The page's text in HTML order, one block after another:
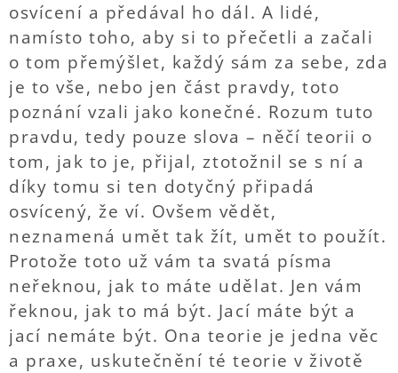
osvícení a předával ho dál. A lidé,
namísto toho, aby si to přečetli a začali
o tom přemýšlet, každý sám za sebe, zda
je to vše, nebo jen část pravdy, toto
poznání vzali jako konečné. Rozum tuto
pravdu, tedy pouze slova – něčí teorii o
tom, jak to je, přijal, ztotožnil se s ní a
díky tomu si ten dotyčný připadá
osvícený, že ví. Ovšem vědět,
neznamená umět tak žít, umět to použít.
Protože toto už vám ta svatá písma
neřeknou, jak to máte udělat. Jen vám
řeknou, jak to má být. Jací máte být a
jací nemáte být. Ona teorie je jedna věc
a praxe, uskutečnění té teorie v životě